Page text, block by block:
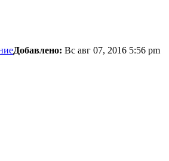
Добавлено: Вс авг 07, 2016 5:56 pm